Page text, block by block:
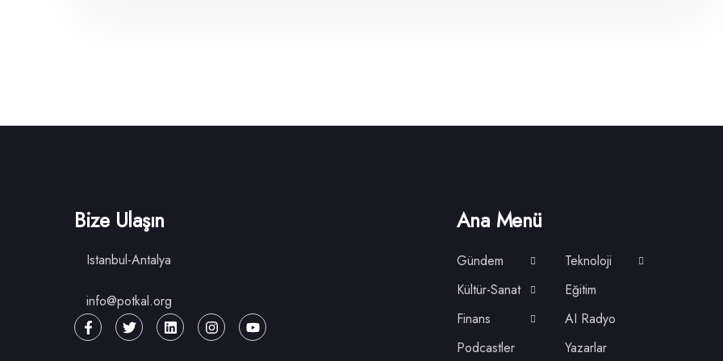
Bize Ulaşın
Istanbul-Antalya
info@potkal.org
Ana Menü
Gündem
Teknoloji
Kültür-Sanat
Eğitim
Finans
AI Radyo
Podcastler
Yazarlar